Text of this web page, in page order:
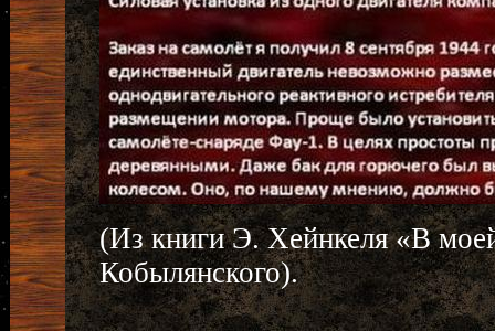
(Из книги Э. Хейнкеля «В
Кобылянского).